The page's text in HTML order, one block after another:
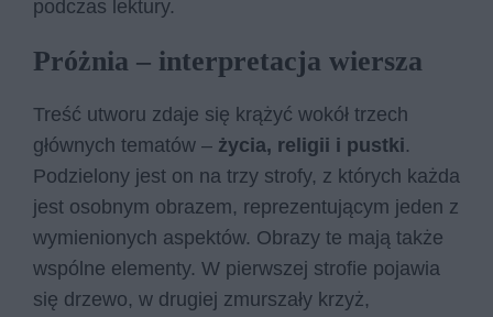
podczas lektury.
Próżnia – interpretacja wiersza
Treść utworu zdaje się krążyć wokół trzech
głównych tematów – życia, religii i pustki.
Podzielony jest on na trzy strofy, z których każda
jest osobnym obrazem, reprezentującym jeden z
wymienionych aspektów. Obrazy te mają także
wspólne elementy. W pierwszej strofie pojawia
się drzewo, w drugiej zmurszały krzyż,